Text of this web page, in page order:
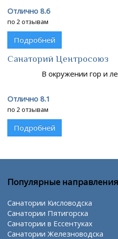
Отлично 8.6
по 2 отзывам
Подробней
Санаторий Центросоюз
В окружении гор и
Отлично 8.1
по 2 отзывам
Подробней
Популярные
Санатории Кисловодска
Санатории Пятигорска
Санатории в Ессентуках
Санатории Железноводска